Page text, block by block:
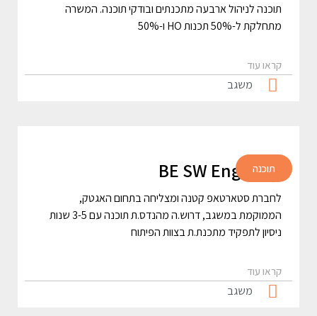
תוכנה לניהול ארבעה מתכנתים ובודקי תוכנה. המשרה
מתחלקת ל-50% תכנות HO ו-50%
קראו עוד
משגב
תוכנה
BE SW Engineer
לחברת סטארטאפ קטנה ומצליחה בתחום האגטק,
הממוקמת במשגב, דרוש.ה מהנדס.ת תוכנה עם 3-5 שנות
ניסיון לתפקיד מתכנת.ת בצוות הפיתוח
קראו עוד
משגב